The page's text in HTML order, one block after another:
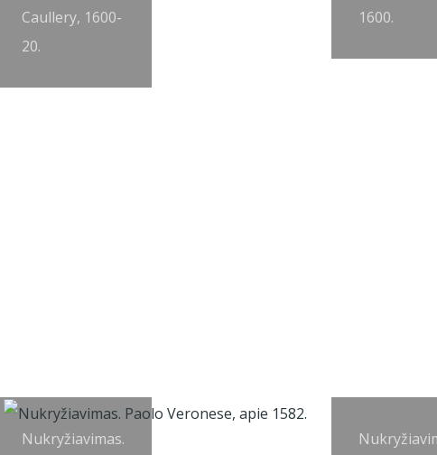
Caullery, 1600-
20.
1600.
Nukryžiavimas.